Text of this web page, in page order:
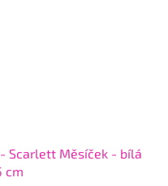
Scarlett Měsíček - bílá
cm